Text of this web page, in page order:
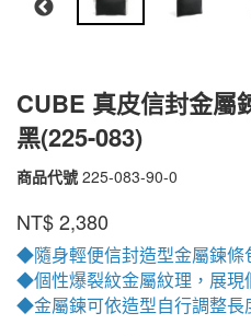
CUBE 真皮信封金屬
黑(225-083)
商品代號 225-083-90-0
225-
90-
0
品牌 PEPPER'S
NT$2,380
◆隨身輕便信封造型金屬鍊條
◆個性爆裂紋金屬紋理，展現
◆金屬鍊可依造型自行調整長